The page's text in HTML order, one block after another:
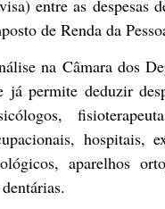
entre as despesas
de Renda da
na Câmara dos
já permite deduzir
hospitais,
aparelhos